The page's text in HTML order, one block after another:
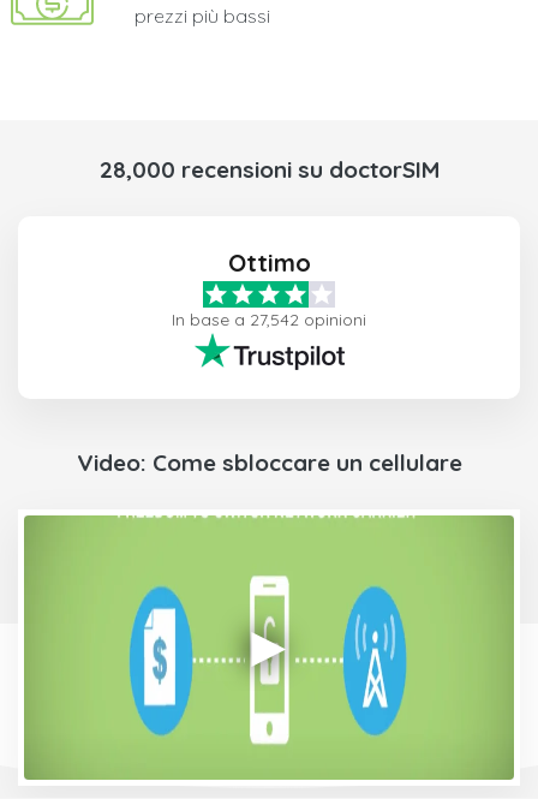
prezzi più bassi
28,000 recensioni su doctorSIM
Ottimo
In base a 27,542 opinioni
Video: Come sbloccare un cellulare